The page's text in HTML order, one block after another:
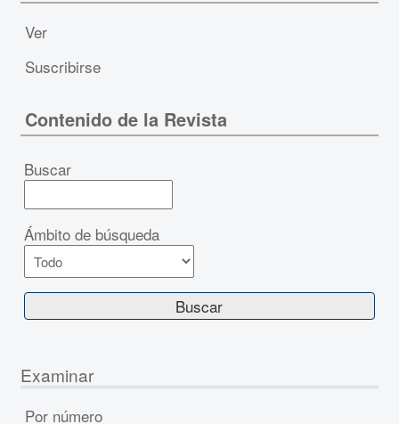
Ver
Suscribirse
Contenido de la Revista
Buscar
Ámbito de búsqueda
Examinar
Por número